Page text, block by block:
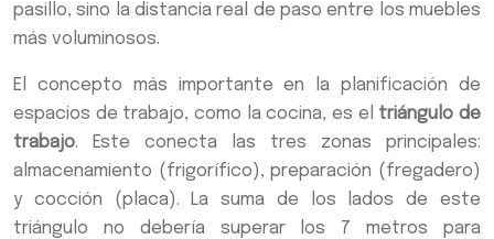
pasillo, sino la distancia real de paso entre los muebles
más voluminosos.
El concepto más importante en la planificación de
espacios de trabajo, como la cocina, es el triángulo de
trabajo. Este conecta las tres zonas principales:
almacenamiento (frigorífico), preparación (fregadero)
y cocción (placa). La suma de los lados de este
triángulo no debería superar los 7 metros para